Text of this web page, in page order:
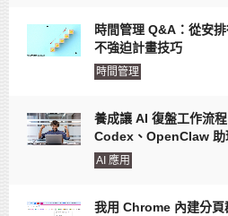
時間管理 Q&A：從安
不強迫計畫技巧
時間管理
養成讓 AI 復盤工作流
Codex、OpenClaw 助
AI 應用
我用 Chrome 內建分